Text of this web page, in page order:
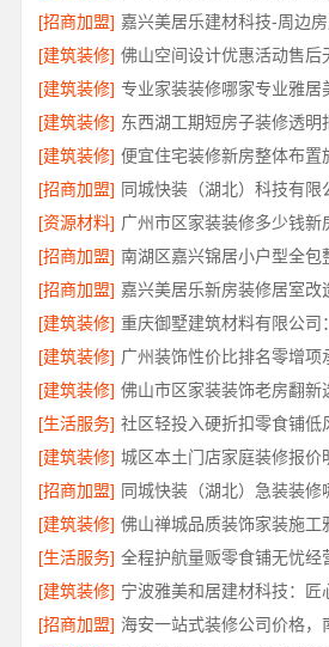
[招商加盟] 嘉兴美居乐建材科技-周边
[建筑装修] 佛山空间设计优惠活动售后
[建筑装修] 专业家装装修哪家专业雅居
[建筑装修] 东西湖工期短房子装修透明
[建筑装修]
[招商加盟]
[资源材料] 广州市区家装装修多少钱新
[招商加盟] 南湖区嘉兴锦居小户型全包
[招商加盟] 嘉兴美居乐新房装修居室改
[建筑装修]
[建筑装修] 广州装饰性价比排名零增项
[建筑装修] 佛山市区家装装饰老房翻新
[生活服务]
[建筑装修] 城区本土门店家庭装修报价
[招商加盟] 同城快装（湖北）急装装修
[建筑装修] 佛山禅城品质装饰家装施工
[生活服务]
[建筑装修]
[招商加盟]